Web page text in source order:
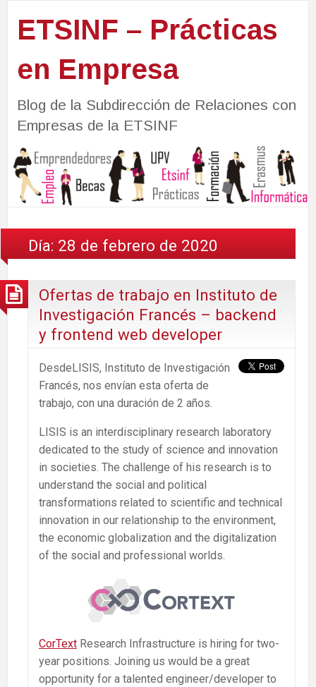
ETSINF – Prácticas
en Empresa
Blog de la Subdirección de Relaciones con
Empresas de la ETSINF
Día: 28 de febrero de 2020
Ofertas de trabajo en Instituto de
Investigación Francés – backend
y frontend web developer
DesdeLISIS, Instituto de Investigación
Francés, nos envían esta oferta de
trabajo, con una duración de 2 años.
LISIS is an interdisciplinary research laboratory
dedicated to the study of science and innovation
in societies. The challenge of his research is to
understand the social and political
transformations related to scientific and technical
innovation in our relationship to the environment,
the economic globalization and the digitalization
of the social and professional worlds.
CorText Research Infrastructure is hiring for two-
year positions. Joining us would be a great
opportunity for a talented engineer/developer to